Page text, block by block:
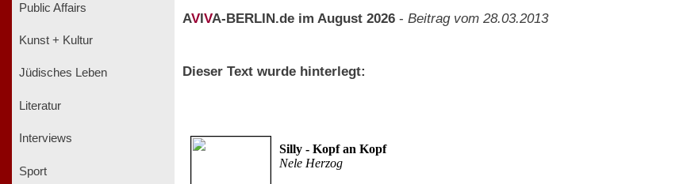
Public Affairs
Kunst + Kultur
Jüdisches Leben
Literatur
Interviews
Sport
AV VA-BERLIN.de im August 2026 - Beitrag vom 28.03.2013
Dieser Text wurde hinterlegt:
Silly - Kopf an Kopf
Nele Herzog